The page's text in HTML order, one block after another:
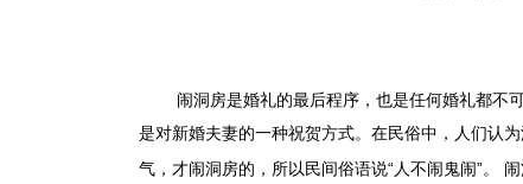
闹洞房是婚礼的最后程序，也是任何婚礼都不
是对新婚夫妻的一种祝贺方式。在民俗中，人们认
气，才闹洞房的，所以民间俗语说“人不闹鬼闹”。 闹